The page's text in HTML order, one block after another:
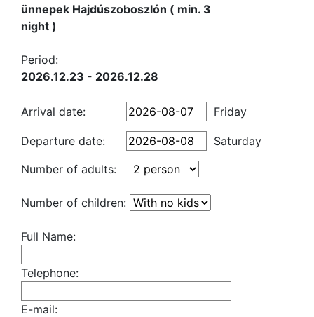
ünnepek Hajdúszoboszlón ( min. 3
night )
Period:
2026.12.23 - 2026.12.28
Arrival date: Friday
Departure date:
Saturday
Number of adults:
Number of children:
Full Name:
Telephone:
E-mail: